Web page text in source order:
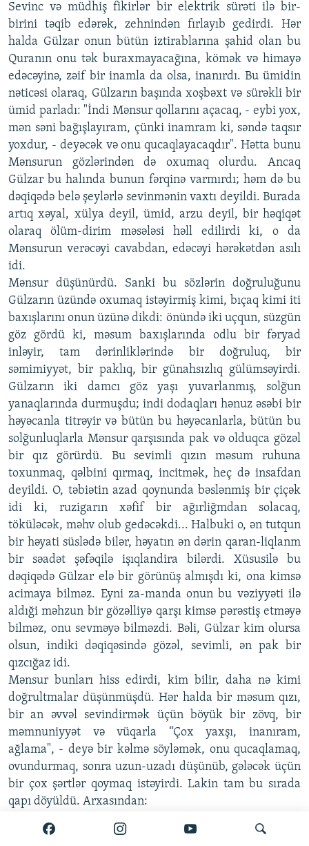
Sevinc və müdhiş fikirlər bir elektrik sürəti ilə bir-
birini təqib edərək, zehnindən fırlayıb gedirdi. Hər
halda Gülzar onun bütün iztirablarına şahid olan bu
Quranın onu tək buraxmayacağına, kömək və himayə
edəcəyinə, zəif bir inamla da olsa, inanırdı. Bu ümidin
nəticəsi olaraq, Gülzarın başında xoşbəxt və sürəkli bir
ümid parladı: "İndi Mənsur qollarını açacaq, - eybi yox,
mən səni bağışlayıram, çünki inamram ki, səndə taqsır
yoxdur, - deyəcək və onu qucaqlayacaqdır". Hətta bunu
Mənsurun gözlərindən də oxumaq olurdu. Ancaq
Gülzar bu halında bunun fərqinə varmırdı; həm də bu
dəqiqədə belə şeylərlə sevinmənin vaxtı deyildi. Burada
artıq xəyal, xülya deyil, ümid, arzu deyil, bir həqiqət
olaraq ölüm-dirim məsələsi həll edilirdi ki, o da
Mənsurun verəcəyi cavabdan, edəcəyi hərəkətdən asılı
idi.
Mənsur düşünürdü. Sanki bu sözlərin doğruluğunu
Gülzarın üzündə oxumaq istəyirmiş kimi, bıçaq kimi iti
baxışlarını onun üzünə dikdi: önündə iki uçqun, süzgün
göz gördü ki, məsum baxışlarında odlu bir fəryad
inləyir, tam dərinliklərində bir doğruluq, bir
səmimiyyət, bir paklıq, bir günahsızlıq gülümsəyirdi.
Gülzarın iki damcı göz yaşı yuvarlanmış, solğun
yanaqlarında durmuşdu; indi dodaqları hənuz əsəbi bir
həyəcanla titrəyir və bütün bu həyəcanlarla, bütün bu
solğunluqlarla Mənsur qarşısında pak və olduqca gözəl
bir qız görürdü. Bu sevimli qızın məsum ruhuna
toxunmaq, qəlbini qırmaq, incitmək, heç də insafdan
deyildi. O, təbiətin azad qoynunda bəslənmiş bir çiçək
idi ki, ruzigarın xəfif bir ağırliğmdan solacaq,
töküləcək, məhv olub gedəcəkdi... Halbuki o, ən tutqun
bir həyati süslədə bilər, həyatın ən dərin qaran-liqlanm
bir səadət şəfəqilə işıqlandira bilərdi. Xüsusilə bu
dəqiqədə Gülzar elə bir görünüş almışdı ki, ona kimsə
acimaya bilməz. Eyni za-manda onun bu vəziyyəti ilə
aldıği məhzun bir gözəlliyə qarşı kimsə pərəstiş etməyə
bilməz, onu sevməyə bilməzdi. Bəli, Gülzar kim olursa
olsun, indiki dəqiqəsində gözəl, sevimli, ən pak bir
qızcığaz idi.
Mənsur bunları hiss edirdi, kim bilir, daha nə kimi
doğrultmalar düşünmüşdü. Hər halda bir məsum qızı,
bir an əvvəl sevindirmək üçün böyük bir zövq, bir
məmnuniyyət və vüqarla “Çox yaxşı, inanıram,
ağlama", - deyə bir kəlmə söyləmək, onu qucaqlamaq,
ovundurmaq, sonra uzun-uzadı düşünüb, gələcək üçün
bir çox şərtlər qoymaq istəyirdi. Lakin tam bu sırada
qapı döyüldü. Arxasından:
nigarandır axı! - deyə sözlər eşidildi.